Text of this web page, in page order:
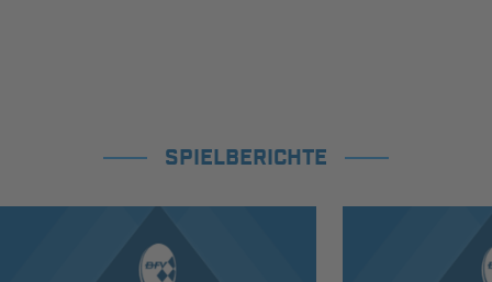
SPIELBERICHTE